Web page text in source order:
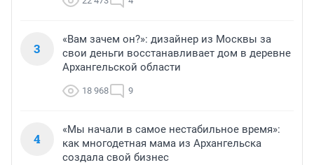
3
«Вам зачем он?»: дизайнер из Москвы за
свои деньги восстанавливает дом в деревне
Архангельской области
18 968 9
4
«Мы начали в самое нестабильное время»:
как многодетная мама из Архангельска
создала свой бизнес